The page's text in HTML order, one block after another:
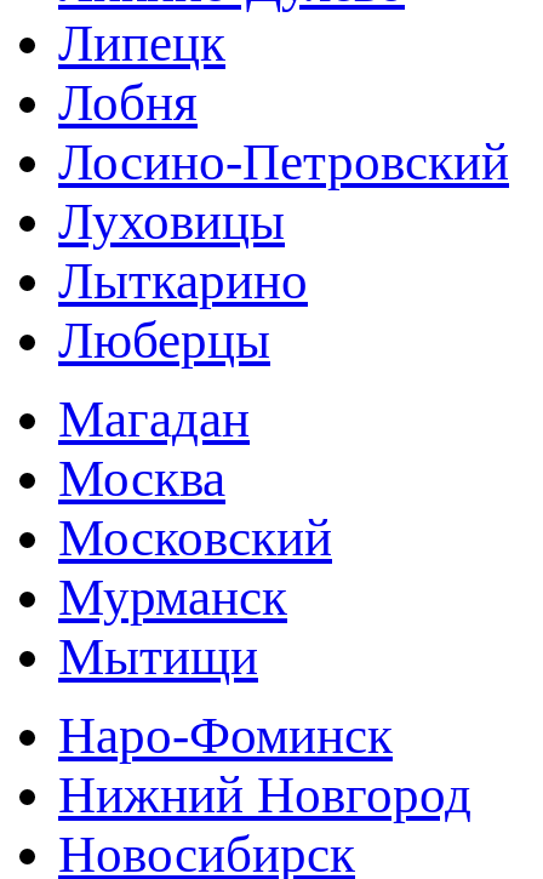
Липецк
Лобня
Лосино-Петровский
Луховицы
Лыткарино
Люберцы
Магадан
Москва
Московский
Мурманск
Мытищи
Наро-Фоминск
Нижний Новгород
Новосибирск